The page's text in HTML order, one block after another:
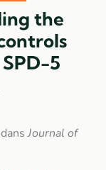
the
5
Journal of